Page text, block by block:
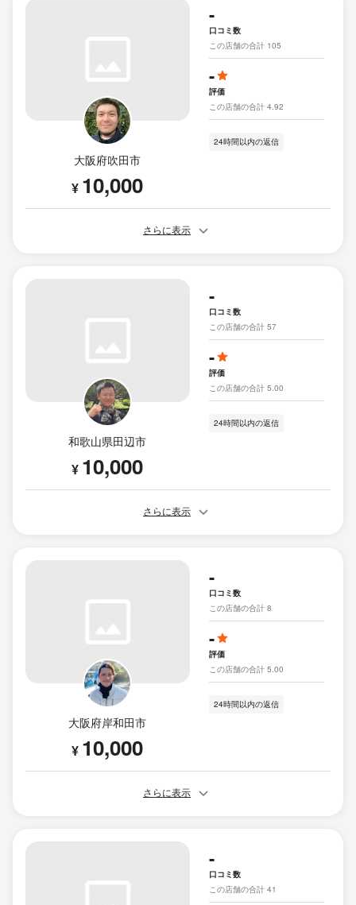
大阪府吹田市
¥ 10,000
-
口コミ数
この店舗の合計 105
-
評価
この店舗の合計 4.92
24時間以内の返信
さらに表示
和歌山県田辺市
¥ 10,000
-
口コミ数
この店舗の合計 57
-
評価
この店舗の合計 5.00
24時間以内の返信
さらに表示
大阪府岸和田市
¥ 10,000
-
口コミ数
この店舗の合計 8
-
評価
この店舗の合計 5.00
24時間以内の返信
さらに表示
-
口コミ数
この店舗の合計 41